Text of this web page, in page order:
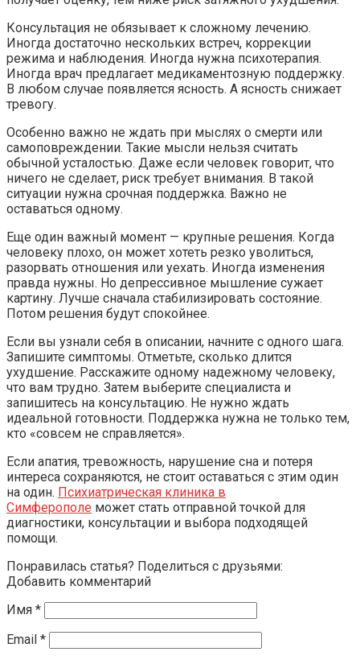
Консультация не обязывает к сложному лечению.
Иногда достаточно нескольких встреч, коррекции
режима и наблюдения. Иногда нужна психотерапия.
Иногда врач предлагает медикаментозную поддержку.
В любом случае появляется ясность. А ясность снижает
тревогу.
Особенно важно не ждать при мыслях о смерти или
самоповреждении. Такие мысли нельзя считать
обычной усталостью. Даже если человек говорит, что
ничего не сделает, риск требует внимания. В такой
ситуации нужна срочная поддержка. Важно не
оставаться одному.
Еще один важный момент — крупные решения. Когда
человеку плохо, он может хотеть резко уволиться,
разорвать отношения или уехать. Иногда изменения
правда нужны. Но депрессивное мышление сужает
картину. Лучше сначала стабилизировать состояние.
Потом решения будут спокойнее.
Если вы узнали себя в описании, начните с одного шага.
Запишите симптомы. Отметьте, сколько длится
ухудшение. Расскажите одному надежному человеку,
что вам трудно. Затем выберите специалиста и
запишитесь на консультацию. Не нужно ждать
идеальной готовности. Поддержка нужна не только тем,
кто «совсем не справляется».
Если апатия, тревожность, нарушение сна и потеря
интереса сохраняются, не стоит оставаться с этим один
на один. Психиатрическая клиника в
Симферополе может стать отправной точкой для
диагностики, консультации и выбора подходящей
помощи.
Понравилась статья? Поделиться с друзьями:
Добавить комментарий
Имя *
Email *